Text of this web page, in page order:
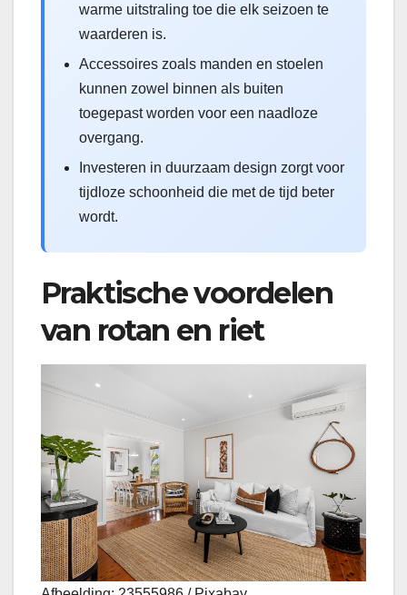
warme uitstraling toe die elk seizoen te
waarderen is.
Accessoires zoals manden en stoelen
kunnen zowel binnen als buiten
toegepast worden voor een naadloze
overgang.
Investeren in duurzaam design zorgt voor
tijdloze schoonheid die met de tijd beter
wordt.
Praktische voordelen
van rotan en riet